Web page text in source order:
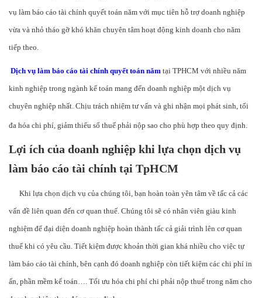
vụ làm báo cáo tài chính quyết toán năm với mục tiên hỗ trợ doanh nghiệp
vừa và nhỏ tháo gỡ khó khăn chuyên tâm hoạt động kinh doanh cho năm
tiếp theo.
Dịch vụ làm báo cáo tài chính quyết toán năm tại TPHCM với nhiều năm
kinh nghiệp trong ngành kế toán mang đến doanh nghiệp một dịch vụ
chuyên nghiệp nhất. Chịu trách nhiệm tư vấn và ghi nhận mọi phát sinh, tối
đa hóa chi phí, giảm thiểu số thuế phải nộp sao cho phù hợp theo quy định.
Lợi ích của doanh nghiệp khi lựa chọn dịch vụ
làm báo cáo tài chính tại TpHCM
Khi lựa chọn dịch vụ của chúng tôi, bạn hoàn toàn yên tâm về tấc cả các
vấn đề liên quan đến cơ quan thuế. Chúng tôi sẽ có nhân viên giàu kinh
nghiệm để đại diện doanh nghiệp hoàn thành tấc cả giải trình lên cơ quan
thuế khi có yêu cầu. Tiết kiệm được khoản thời gian khá nhiều cho việc tự
làm báo cáo tài chính, bên cạnh đó doanh nghiệp còn tiết kiệm các chi phí in
ấn, phần mềm kế toán…. Tối ưu hóa chi phí chi phải nộp thuế trong năm cho